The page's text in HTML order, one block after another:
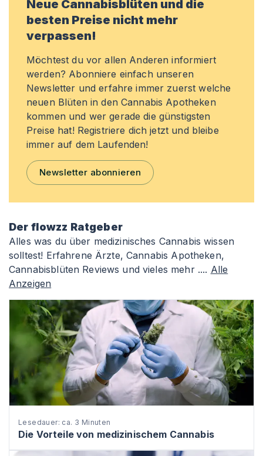
Neue Cannabisblüten und die
besten Preise nicht mehr
verpassen!
Möchtest du vor allen Anderen informiert
werden? Abonniere einfach unseren
Newsletter und erfahre immer zuerst welche
neuen Blüten in den Cannabis Apotheken
kommen und wer gerade die günstigsten
Preise hat! Registriere dich jetzt und bleibe
immer auf dem Laufenden!
Newsletter abonnieren
Der flowzz Ratgeber
Alles was du über medizinisches Cannabis wissen
solltest! Erfahrene Ärzte, Cannabis Apotheken,
Cannabisblüten Reviews und vieles mehr .... Alle
Anzeigen
Lesedauer: ca. 3 Minuten
Die Vorteile von medizinischem Cannabis